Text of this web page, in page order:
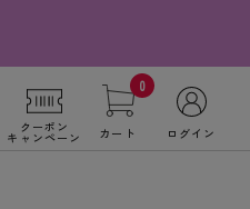
クーポン
キャンペーン
0
カート ログイン